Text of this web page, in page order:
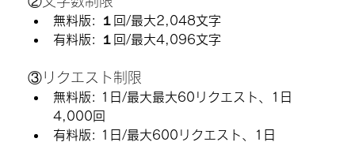
無料版: １回/最大2,048文字
有料版: １回/最大4,096文字
③リクエスト制限
無料版: 1日/最大最大60リクエスト、1日
4,000回
有料版: 1日/最大600リクエスト、1日